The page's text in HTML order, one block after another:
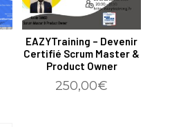
EAZYTraining – Devenir
Certifié Scrum Master &
Product Owner
250,00€